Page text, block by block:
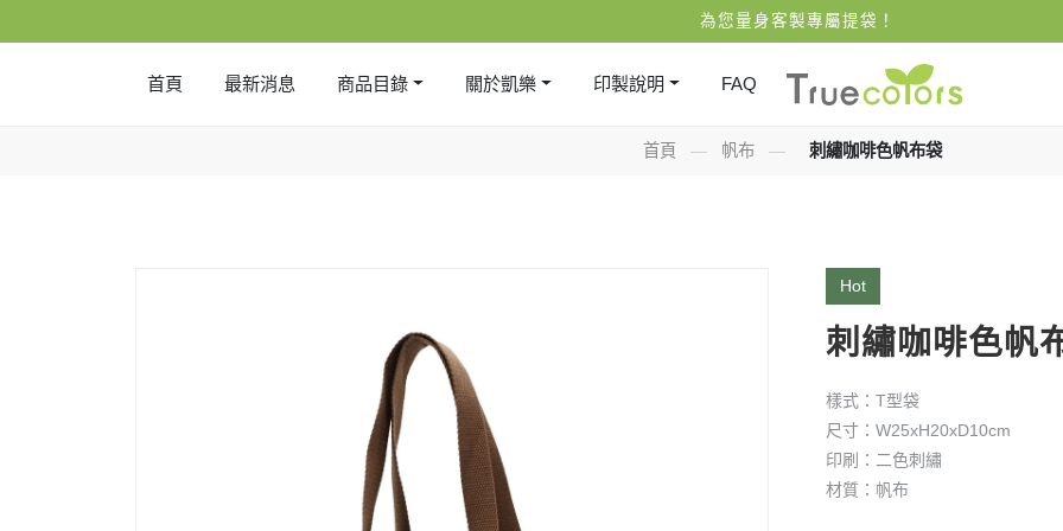
為您量身客製專屬提袋！
首頁 最新消息 商品目錄 關於凱樂 印製說明 FAQ
首頁 — 帆布 — 刺繡咖啡色帆布袋
Hot
刺繡咖啡色帆
樣式：T型袋
尺寸：W25xH20xD10cm
印刷：二色刺繡
材質：帆布